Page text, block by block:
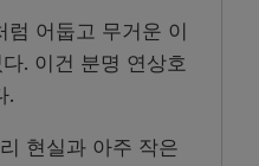
어둡고 무거운 이
. 이건 분명 연상호
.
현실과 아주 작은